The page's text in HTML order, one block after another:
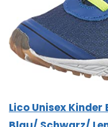
Lico Unisex Kinder